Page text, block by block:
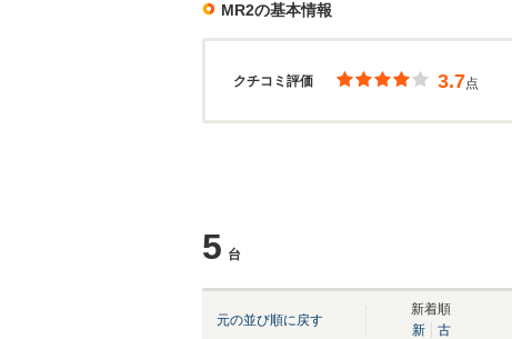
MR2の基本情報
クチコミ評価 3.7点
5 台
元の並び順に戻す
新着順
新
古